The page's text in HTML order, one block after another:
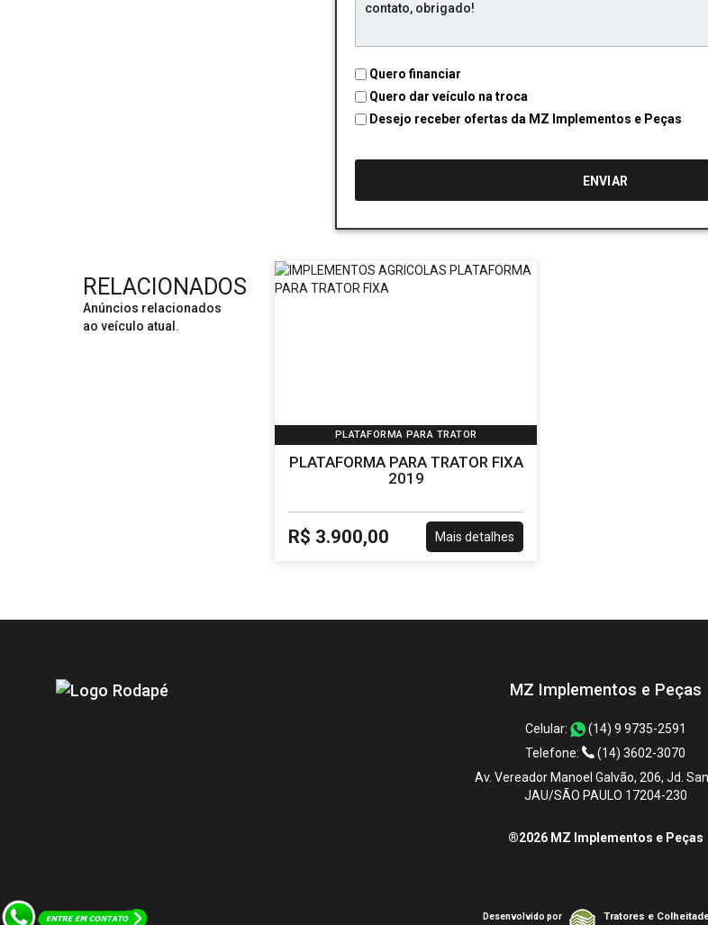
Quero financiar
Quero dar veículo na troca
Desejo receber ofertas da MZ Implementos e Peças
RELACIONADOS
Anúncios relacionados
ao veículo atual.
PLATAFORMA PARA TRATOR
PLATAFORMA PARA TRATOR FIXA
2019
R$ 3.900,00 Mais detalhes
MZ Implementos e Peças
Celular:
(14) 9 9735-2591
Telefone:
(14) 3602-3070
Av. Vereador Manoel Galvão, 206, Jd.
JAU/SÃO PAULO 17204-230
®2026 MZ Implementos e Peças
Desenvolvido por Tratores e